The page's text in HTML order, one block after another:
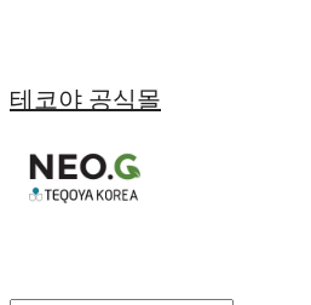
테코야 공식몰